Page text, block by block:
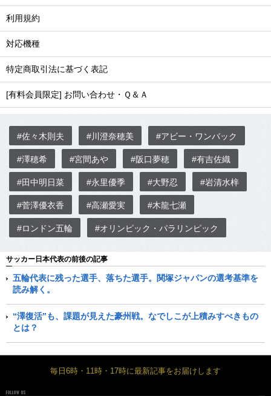
利用規約
対応機種
特定商取引法に基づく表記
[有料会員限定] お問い合わせ・Ｑ＆Ａ
#佐々木則夫 #川澄奈穂美 #アビー・ワンバック
#澤穂希 #宮間あや #阪口夢穂 #有吉佐織
#田中明日菜 #永里優季 #大野忍 #岩清水梓
#菅澤優衣香 #高瀬愛実 #木龍七瀬
#ロンドン五輪 #オリンピック・パラリンピック
サッカー日本代表の前後の記事
五輪代表に残った選手、落ちた選手。関塚ジャパンの選考基準を
読み解く。
“澤復活”も、課題が見えた豪州戦。なでしこが上積みすべきもの
とは？
毎日6時・11時・17時に最新記事をお届けします
FOLLOW US